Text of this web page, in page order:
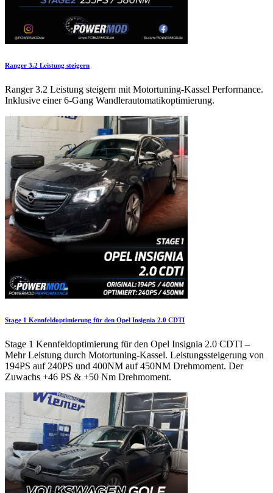
Ranger 3.2 Leistung steigern
Ranger 3.2 Leistung steigern mit Motortuning-Kassel Performance.
Inklusive einer 6-Gang Wandlerautomatikoptimierung.
Stage 1 Kennfeldoptimierung für den Opel Insignia 2.0 CDTI
Stage 1 Kennfeldoptimierung für den Opel Insignia 2.0 CDTI –
Mehr Leistung durch Motortuning-Kassel. Leistungssteigerung von
194PS auf 240PS und 400NM auf 450NM Drehmoment. Der
Zuwachs +46 PS & +50 Nm Drehmoment.